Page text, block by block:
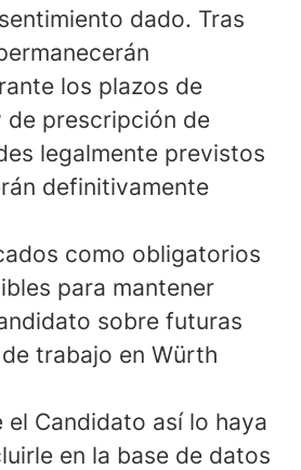
dado. Tras
los plazos de
de prescripción de
legalmente previstos
definitivamente
como obligatorios
para mantener
sobre futuras
trabajo en Würth
el Candidato así lo haya
en la base de datos